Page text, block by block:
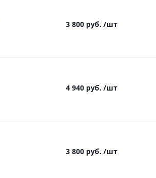
3 800 руб. /шт
4 940 руб. /шт
3 800 руб. /шт